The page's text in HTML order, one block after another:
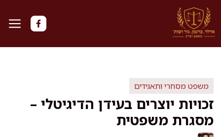
לדלג
לתוכן
משפט מסחרי ותאגידים
זכויות יוצרים בעידן הדיגיטלי –
מסגרת משפטית